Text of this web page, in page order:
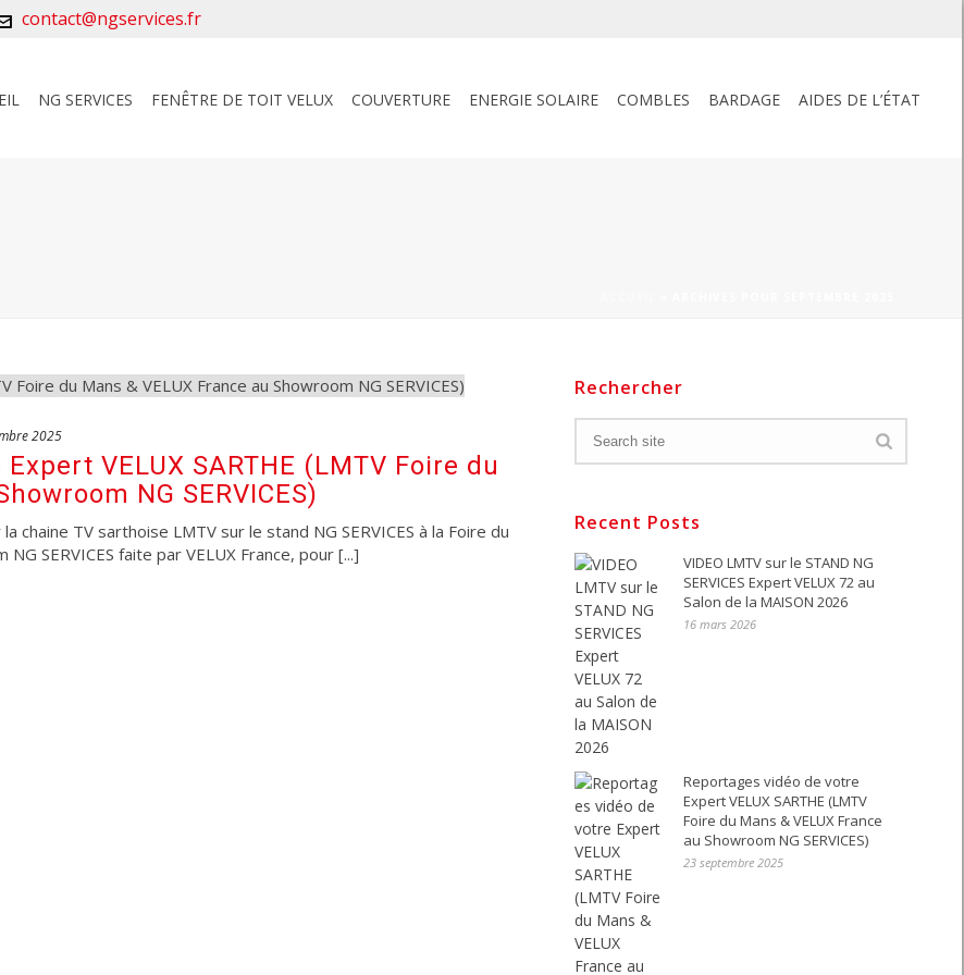
contact@ngservices.fr
NG SERVICES FENÊTRE DE TOIT VELUX COUVERTURE ENERGIE SOLAIRE COMBLES BARDAGE AIDES DE L’ÉTAT
2025
VELUX SARTHE (LMTV Foire du
NG SERVICES)
TV sarthoise LMTV sur le stand NG SERVICES à la Foire du
SERVICES faite par VELUX France, pour [...]
Rechercher
Recent Posts
VIDEO LMTV sur le STAND NG
SERVICES Expert VELUX 72 au
Salon de la MAISON 2026
16 mars 2026
Reportages vidéo de votre
Expert VELUX SARTHE (LMTV
Foire du Mans & VELUX France
au Showroom NG SERVICES)
23 septembre 2025